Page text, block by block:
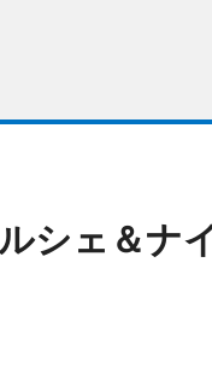
シェ＆ナ